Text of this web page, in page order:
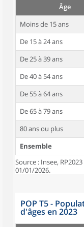
Âge
Moins de 15 ans
De 15 à 24 ans
De 25 à 39 ans
De 40 à 54 ans
De 55 à 64 ans
De 65 à 79 ans
80 ans ou plus
Ensemble
Source : Insee,
01/01/2026.
POP T5 -
d'âges en 2023